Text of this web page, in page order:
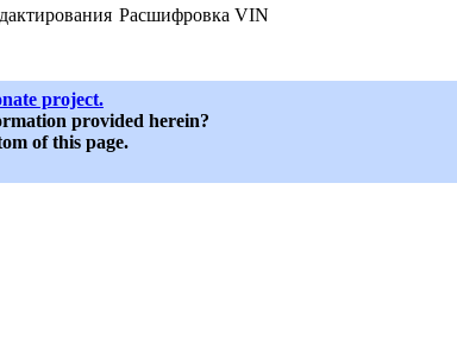
Расшифровка VIN
project.
provided herein?
of this page.